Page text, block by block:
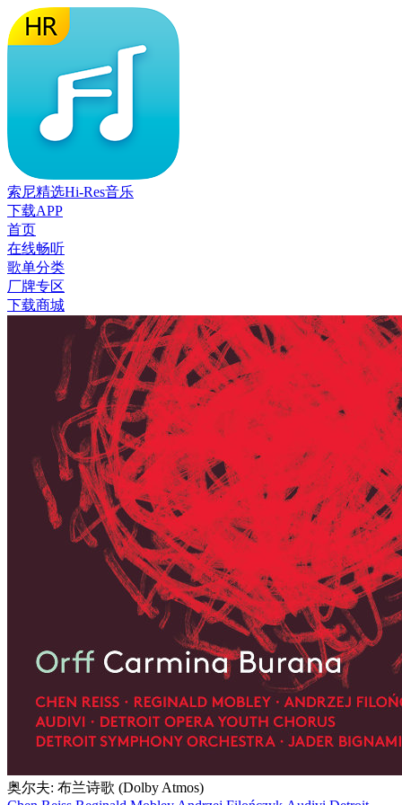
索尼精选Hi-Res音乐
下载APP
首页
在线畅听
歌单分类
厂牌专区
下载商城
奥尔夫: 布兰诗歌 (Dolby Atmos)